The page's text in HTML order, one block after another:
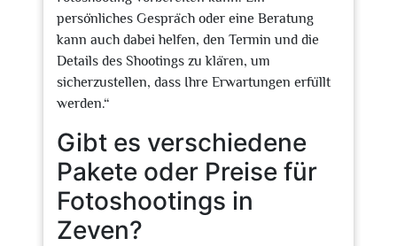
persönliches Gespräch oder eine Beratung
kann auch dabei helfen, den Termin und die
Details des Shootings zu klären, um
sicherzustellen, dass Ihre Erwartungen erfüllt
werden.“
Gibt es verschiedene
Pakete oder Preise für
Fotoshootings in
Zeven?